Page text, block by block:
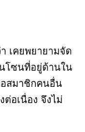
เคยพยายามจัด
โซนที่อยู่ด้านใน
อสมาชิกคนอื่น
ต่อเนื่อง จึงไม่